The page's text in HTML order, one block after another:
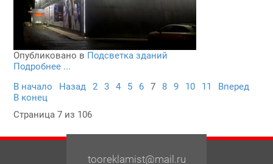
Опубликовано в Подсветка зданий
Подробнее ...
В начало
Назад 2 3 4 5 6 7 8 9 10 11
Вперед
В конец
Страница 7 из 106
tooreklamist@mail.ru